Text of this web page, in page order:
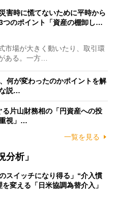
害時に慌てないために平時から
つのポイント「資産の棚卸し…
場が大きく動いたり、取引環
ある。一方…
何が変わったのかポイントを解
説…
る片山財務相の「円資産への投
視」…
一覧を見る
析」
スイッチになり得る」“介入慣
変える「日米協調為替介入」